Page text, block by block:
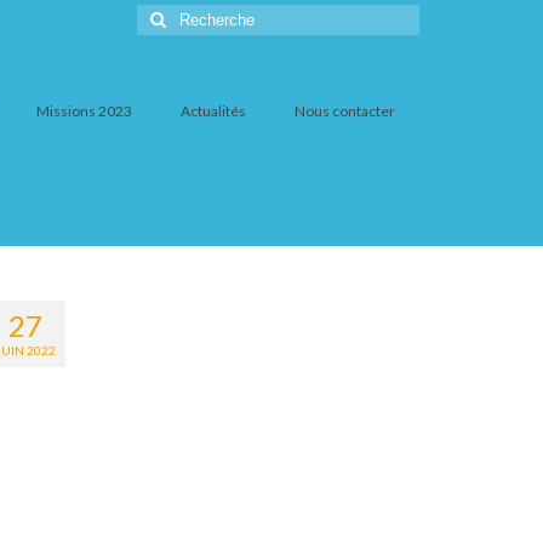
Rechercher
:
Missions 2023 Actualités Nous contacter
27
2022